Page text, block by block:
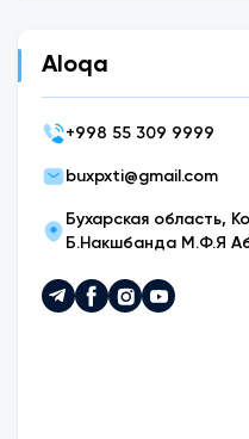
Aloqa
+998 55 309 9999
buxpxti@gmail.com
Бухарская область,
Б.Накшбанда М.Ф.Я